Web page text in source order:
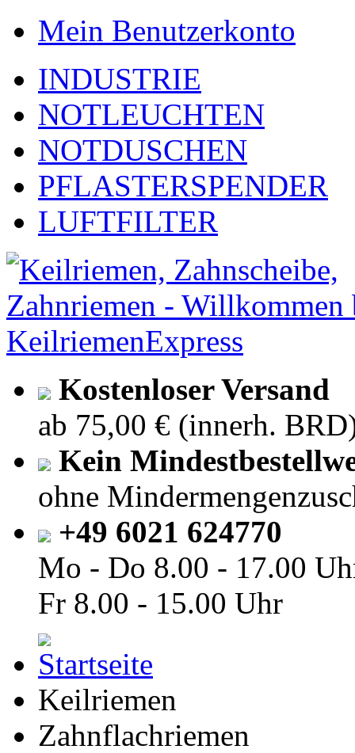
Mein Benutzerkonto
INDUSTRIE
NOTLEUCHTEN
NOTDUSCHEN
PFLASTERSPENDER
LUFTFILTER
Kostenloser Versand
ab 75,00 € (innerh.
Kein
ohne
+49 6021 624770
Mo - Do 8.00 - 17.00
Fr 8.00 - 15.00 Uhr
Keilriemen
Zahnflachriemen